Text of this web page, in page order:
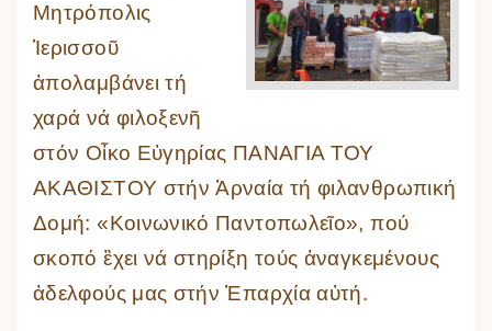
Μητρόπολις
Ἱερισσοῦ
ἀπολαμβάνει τή
χαρά νά φιλοξενῆ
στόν Οἶκο Εὐγηρίας ΠΑΝΑΓΙΑ ΤΟΥ
ΑΚΑΘΙΣΤΟΥ στήν Ἀρναία τή φιλανθρωπική
Δομή: «Κοινωνικό Παντοπωλεῖο», πού
σκοπό ἒχει νά στηρίξη τούς ἀναγκεμένους
ἀδελφούς μας στήν Ἐπαρχία αὐτή.